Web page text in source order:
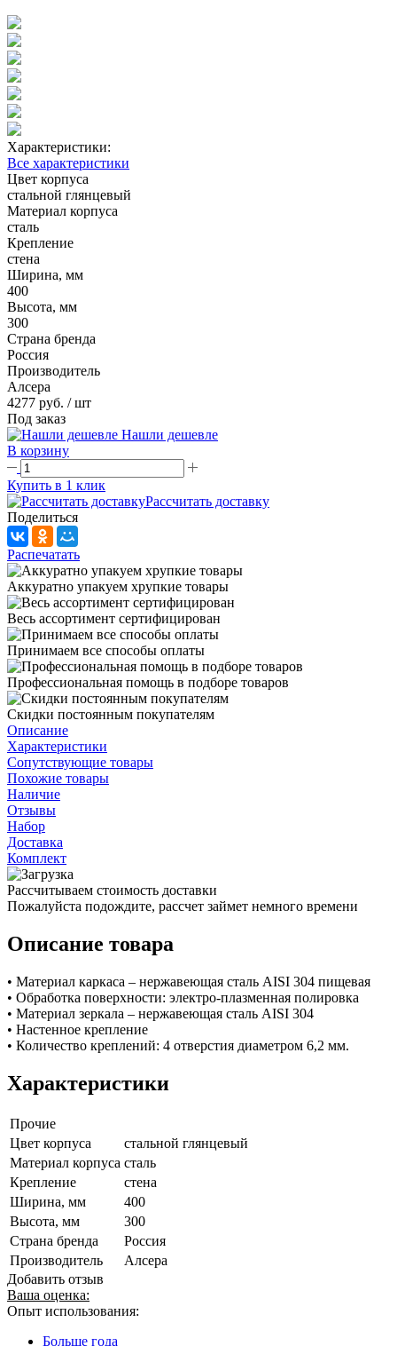
Характеристики:
Все характеристики
Цвет корпуса
стальной глянцевый
Материал корпуса
сталь
Крепление
стена
Ширина, мм
400
Высота, мм
300
Страна бренда
Россия
Производитель
Алсера
4277 руб. / шт
Под заказ
Нашли дешевле
В корзину
Купить в 1 клик
Рассчитать доставку
Поделиться
Распечатать
Аккуратно упакуем хрупкие товары
Весь ассортимент сертифицирован
Принимаем все способы оплаты
Профессиональная помощь в подборе товаров
Скидки постоянным покупателям
Описание
Характеристики
Сопутствующие товары
Похожие товары
Наличие
Отзывы
Набор
Доставка
Комплект
Рассчитываем стоимость доставки
Пожалуйста подождите, рассчет займет немного времени
Описание товара
• Материал каркаса – нержавеющая сталь AISI 304 пищевая
• Обработка поверхности: электро-плазменная полировка
• Материал зеркала – нержавеющая сталь AISI 304
• Настенное крепление
• Количество креплений: 4 отверстия диаметром 6,2 мм.
Характеристики
Прочие
Цвет корпуса
стальной глянцевый
Материал корпуса сталь
Крепление
стена
Ширина, мм
400
Высота, мм
300
Страна бренда
Россия
Производитель
Алсера
Добавить отзыв
Ваша оценка:
Опыт использования:
Больше года